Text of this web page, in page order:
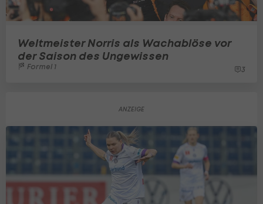
Weltmeister Norris als Wachablöse vor
der Saison des Ungewissen
Formel 1 3